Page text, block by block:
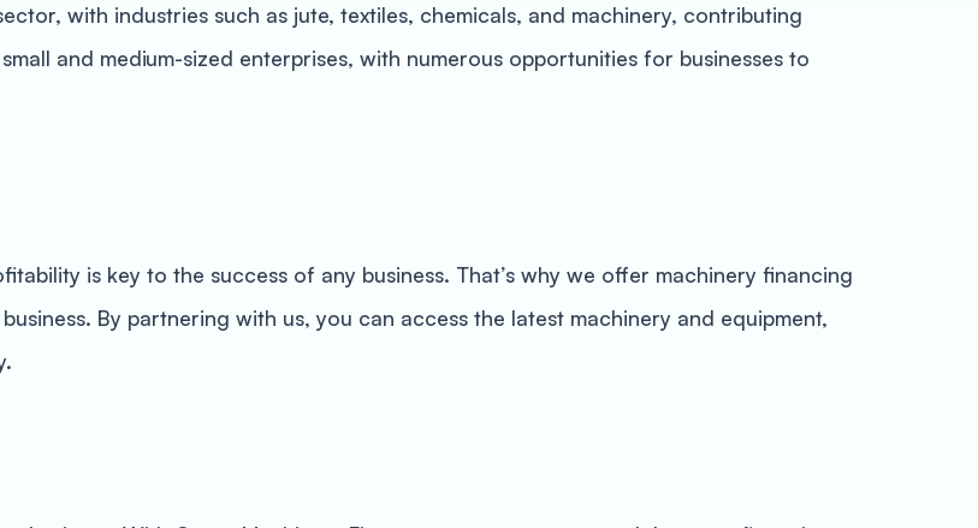
with industries such as jute, textiles, chemicals, and machinery, contributing
and medium-sized enterprises, with numerous opportunities for businesses to
is key to the success of any business. That’s why we offer machinery financing
By partnering with us, you can access the latest machinery and equipment,